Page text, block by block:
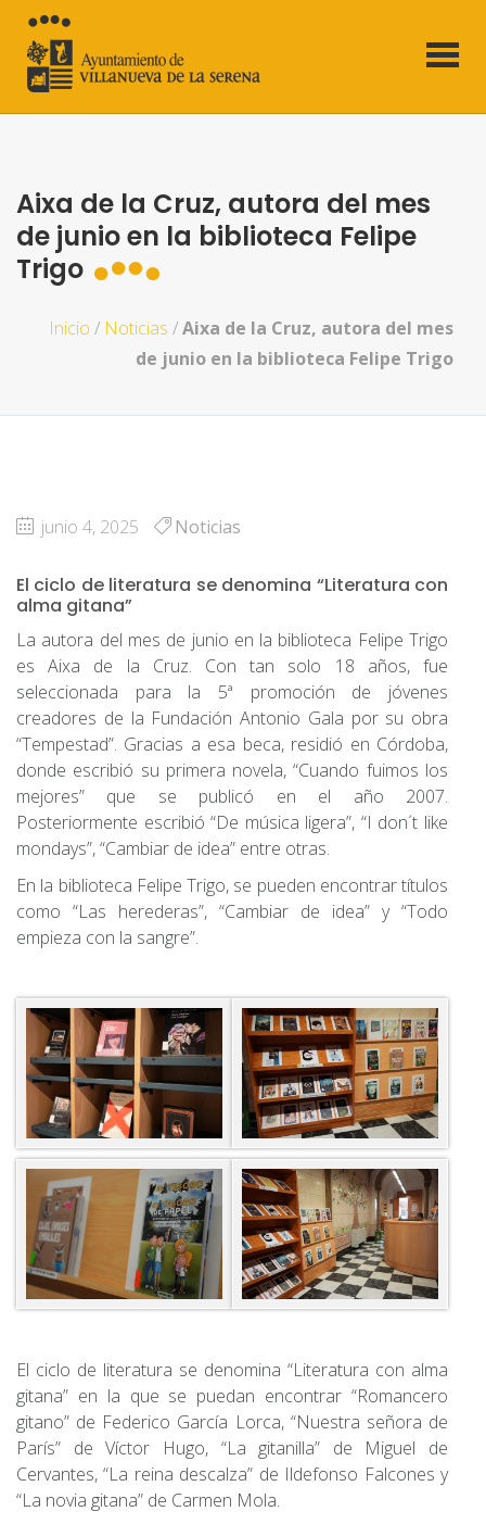
Aixa de la Cruz, autora del mes
de junio en la biblioteca Felipe
Trigo
Inicio / Noticias /Aixa de la Cruz, autora del mes
de junio en la biblioteca Felipe Trigo
junio 4, 2025 Noticias
El ciclo de literatura se denomina “Literatura con
alma gitana”
La autora del mes de junio en la biblioteca Felipe Trigo
es Aixa de la Cruz. Con tan solo 18 años, fue
seleccionada para la 5ª promoción de jóvenes
creadores de la Fundación Antonio Gala por su obra
“Tempestad”. Gracias a esa beca, residió en Córdoba,
donde escribió su primera novela, “Cuando fuimos los
mejores” que se publicó en el año 2007.
Posteriormente escribió “De música ligera”, “I don´t like
mondays”, “Cambiar de idea” entre otras.
En la biblioteca Felipe Trigo, se pueden encontrar títulos
como “Las herederas”, “Cambiar de idea” y “Todo
empieza con la sangre”.
El ciclo de literatura se denomina “Literatura con alma
gitana” en la que se puedan encontrar “Romancero
gitano” de Federico García Lorca, “Nuestra señora de
París” de Víctor Hugo, “La gitanilla” de Miguel de
Cervantes, “La reina descalza” de Ildefonso Falcones y
“La novia gitana” de Carmen Mola.